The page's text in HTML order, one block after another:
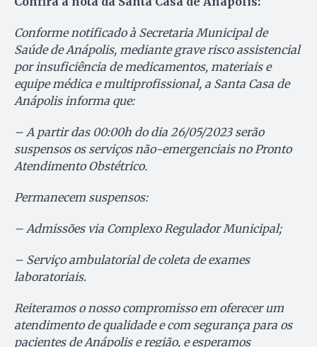
Conforme notificado à Secretaria Municipal de
Saúde de Anápolis, mediante grave risco assistencial
por insuficiência de medicamentos, materiais e
equipe médica e multiprofissional, a Santa Casa de
Anápolis informa que:
– A partir das 00:00h do dia 26/05/2023 serão
suspensos os serviços não-emergenciais no Pronto
Atendimento Obstétrico.
Permanecem suspensos:
– Admissões via Complexo Regulador Municipal;
– Serviço ambulatorial de coleta de exames
laboratoriais.
Reiteramos o nosso compromisso em oferecer um
atendimento de qualidade e com segurança para os
pacientes de Anápolis e região, e esperamos